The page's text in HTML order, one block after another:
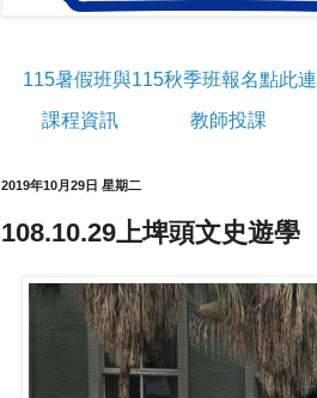
115暑假班與115秋季班報名點此
課程資訊
教師投課
2019年10月29日 星期二
108.10.29上埤頭文史遊學